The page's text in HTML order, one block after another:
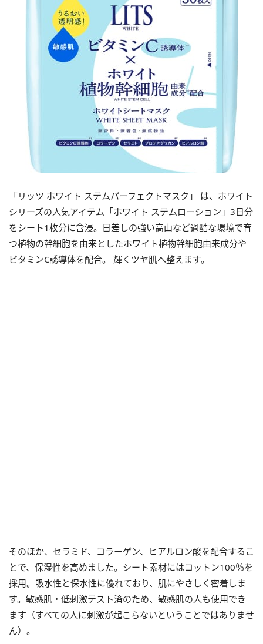
「リッツ ホワイト ステムパーフェクトマスク」 は、ホワイト
シリーズの人気アイテム「ホワイト ステムローション」3日分
をシート1枚分に含浸。日差しの強い高山など過酷な環境で育
つ植物の幹細胞を由来としたホワイト植物幹細胞由来成分や
ビタミンC誘導体を配合。 輝くツヤ肌へ整えます。
そのほか、セラミド、コラーゲン、ヒアルロン酸を配合するこ
とで、保湿性を高めました。シート素材にはコットン100％を
採用。吸水性と保水性に優れており、肌にやさしく密着しま
す。敏感肌・低刺激テスト済のため、敏感肌の人も使用でき
ます（すべての人に刺激が起こらないということではありませ
ん）。